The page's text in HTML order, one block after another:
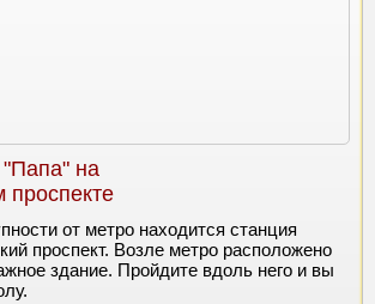
на
проспекте
от метро находится станция
проспект. Возле метро расположено
здание. Пройдите вдоль него и вы